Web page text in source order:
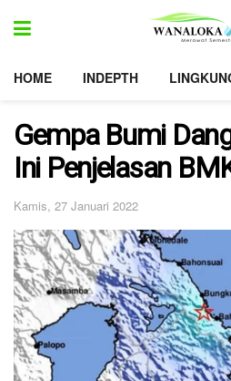
HOME INDEPTH
Gempa Bumi
Ini Penjelasan
Kamis, 27 Januari 2022